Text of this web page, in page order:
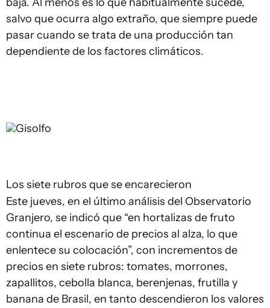
salvo que ocurra algo extraño, que siempre puede
pasar cuando se trata de una producción tan
dependiente de los factores climáticos.
Gisolfo
Los siete rubros que se encarecieron
Este jueves, en el último análisis del Observatorio
Granjero, se indicó que “en hortalizas de fruto
continua el escenario de precios al alza, lo que
enlentece su colocación”, con incrementos de
precios en siete rubros: tomates, morrones,
zapallitos, cebolla blanca, berenjenas, frutilla y
banana de Brasil, en tanto descendieron los valores